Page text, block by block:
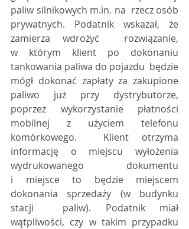
paliw silnikowych m.in. na  rzecz osób
prywatnych. Podatnik wskazał, że
zamierza wdrożyć  rozwiązanie,
w którym klient po dokonaniu
tankowania paliwa do pojazdu  będzie
mógł dokonać zapłaty za zakupione
paliwo już przy dystrybutorze,
poprzez wykorzystanie płatności
mobilnej z użyciem telefonu
komórkowego.  Klient otrzyma
informację o miejscu wyłożenia
wydrukowanego dokumentu
i miejsce to będzie miejscem
dokonania sprzedaży (w budynku
stacji  paliw). Podatnik miał
wątpliwości, czy w takim przypadku